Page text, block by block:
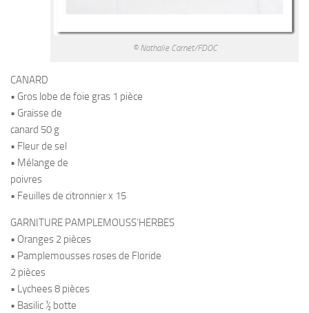
© Nathalie Carnet/FDOC
CANARD
• Gros lobe de foie gras 1 pièce
• Graisse de
canard 50 g
• Fleur de sel
• Mélange de
poivres
• Feuilles de citronnier x 15
GARNITURE PAMPLEMOUSS’HERBES
• Oranges 2 pièces
• Pamplemousses roses de Floride
2 pièces
• Lychees 8 pièces
• Basilic ½ botte